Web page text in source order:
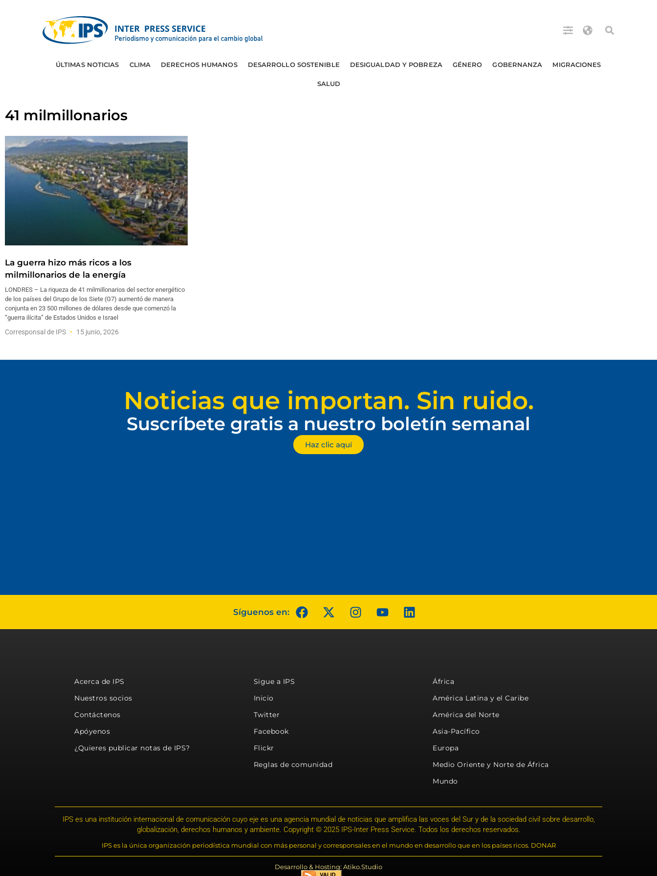
ÚLTIMAS NOTICIAS CLIMA DERECHOS HUMANOS DESARROLLO SOSTENIBLE DESIGUALDAD Y POBREZA GÉNERO GOBERNANZA MIGRACIONES
SALUD
41 milmillonarios
La guerra hizo más ricos a los
milmillonarios de la energía
LONDRES – La riqueza de 41 milmillonarios del sector energético
de los países del Grupo de los Siete (G7) aumentó de manera
conjunta en 23 500 millones de dólares desde que comenzó la
“guerra ilícita” de Estados Unidos e Israel
Corresponsal de IPS 15 junio, 2026
Noticias que importan. Sin ruido.
Suscríbete gratis a nuestro boletín semanal
Haz clic aquí
Síguenos en:
Acerca de IPS
Nuestros socios
Contáctenos
Apóyenos
¿Quieres publicar notas de IPS?
Sigue a IPS
Inicio
Twitter
Facebook
Flickr
Reglas de comunidad
África
América Latina y el Caribe
América del Norte
Asia-Pacífico
Europa
Medio Oriente y Norte de África
Mundo
IPS es una institución internacional de comunicación cuyo eje es una agencia mundial de noticias que amplifica las voces del Sur y de la sociedad civil sobre desarrollo,
globalización, derechos humanos y ambiente. Copyright © 2025 IPS-Inter Press Service. Todos los derechos reservados.
IPS es la única organización periodística mundial con más personal y corresponsales en el mundo en desarrollo que en los países ricos. DONAR
Desarrollo & Hosting: Atiko.Studio